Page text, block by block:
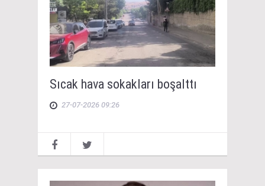
Sıcak hava sokakları boşalttı
27-07-2026 09:26